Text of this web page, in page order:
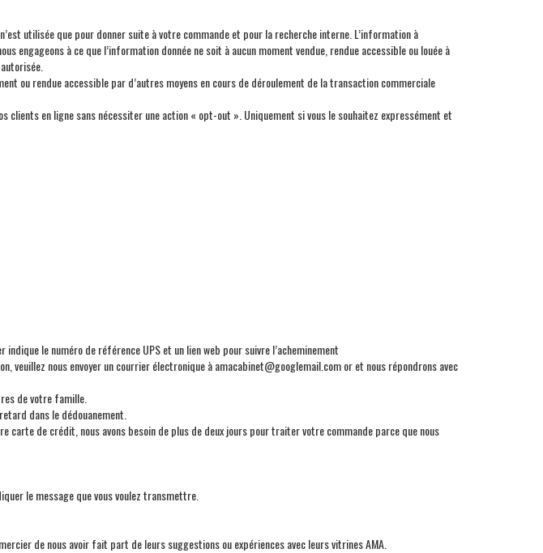
utilisée que pour donner suite à votre commande et pour la recherche interne. L’information à
à ce que l’information donnée ne soit à aucun moment vendue, rendue accessible ou louée à
ou rendue accessible par d’autres moyens en cours de déroulement de la transaction commerciale
en ligne sans nécessiter une action « opt-out ». Uniquement si vous le souhaitez expressément et
le numéro de référence UPS et un lien web pour suivre l’acheminement
veuillez nous envoyer un courrier électronique à amacabinet@googlemail.com or et nous répondrons avec
de votre famille.
dans le dédouanement.
carte de crédit, nous avons besoin de plus de deux jours pour traiter votre commande parce que nous
le message que vous voulez transmettre.
de nous avoir fait part de leurs suggestions ou expériences avec leurs vitrinesAMA